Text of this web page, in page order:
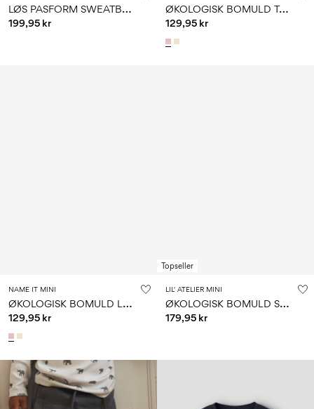
L
ØS PASFORM SWEATBUKSER
199,95 kr
Ø
KOLOGISK BOMULD TOP MED LANGE ÆRMER
129,95 kr
NAME IT MINI
Ø
KOLOGISK BOMULD LEGGINGS
129,95 kr
Topseller
LIL' ATELIER MINI
Ø
KOLOGISK BOMULD SWEATSHIRT
179,95 kr